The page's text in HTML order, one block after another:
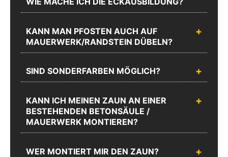
KANN MAN PFOSTEN AUCH AUF
MAUERWERK/RANDSTEIN DÜBELN?
SIND SONDERFARBEN MÖGLICH?
KANN ICH MEINEN ZAUN AN EINER
BESTEHENDEN BETONSÄULE /
MAUERWERK MONTIEREN?
WER MONTIERT MIR DEN ZAUN?